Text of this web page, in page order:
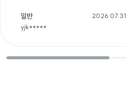
일반
yjk*****
2026.07.31